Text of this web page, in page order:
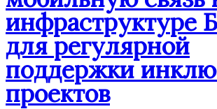
инфраструктуре
для регулярной
поддержки
проектов